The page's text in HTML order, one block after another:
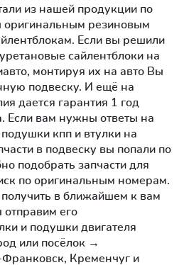
из нашей продукции по
оригинальным резиновым
Если вы решили
сайлентблоки на
монтируя их на авто Вы
подвеску. И ещё на
дается гарантия 1 год
Если вам нужны ответы на
кпп и втулки на
в подвеску вы попали по
подобрать запчасти для
по оригинальным номерам.
в ближайшем к вам
его
и подушки двигателя
или посёлок →
Кременчуг и